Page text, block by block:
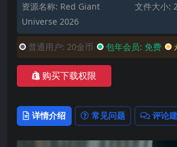
资源名称: Red Giant
Universe 2026
文件大小:
普通用户: 20金币 包年会员: 免费
购买下载权限
详情介绍 常见问题 评论